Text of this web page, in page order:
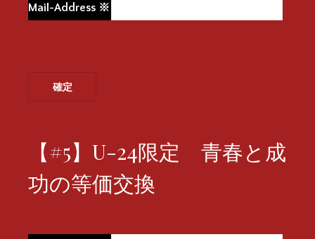
Mail-Address ※
【#5】U-24限定 青春と成
功の等価交換